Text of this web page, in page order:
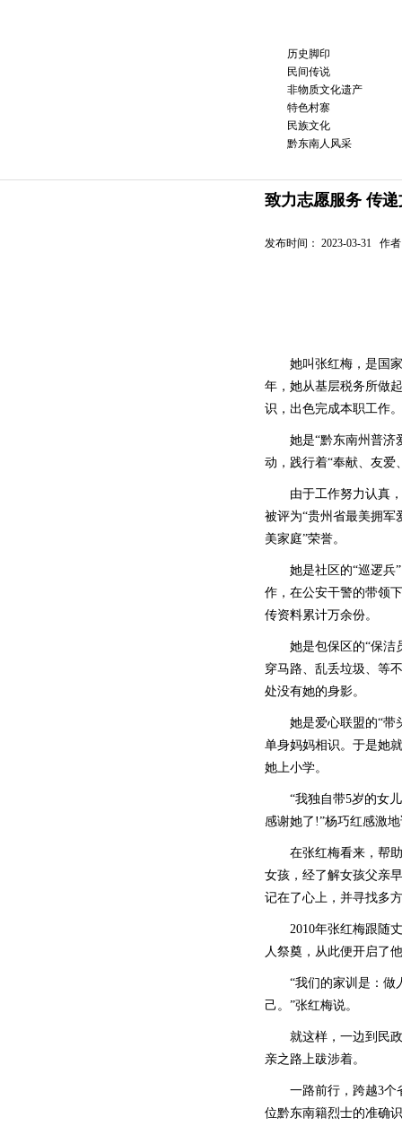
历史脚印
民间传说
非物质文化遗产
特色村寨
民族文化
黔东南人风采
致力志愿服务 传
发布时间： 2023-03-31 作
她叫张红梅，是国家
年，她从基层税务所做
识，出色完成本职工作。
她是“黔东南州普济爱
动，践行着“奉献、友爱
由于工作努力认真，
被评为“贵州省最美拥军
美家庭”荣誉。
她是社区的“巡逻兵”
作，在公安干警的带领
传资料累计万余份。
她是包保区的“保洁员
穿马路、乱丢垃圾、等
处没有她的身影。
她是爱心联盟的“带头
单身妈妈相识。于是她
她上小学。
“我独自带5岁的女儿
感谢她了!”杨巧红感激
在张红梅看来，帮助
女孩，经了解女孩父亲
记在了心上，并寻找多
2010年张红梅跟随丈
人祭奠，从此便开启了
“我们的家训是：做人
己。”张红梅说。
就这样，一边到民政
亲之路上跋涉着。
一路前行，跨越3个省
位黔东南籍烈士的准确